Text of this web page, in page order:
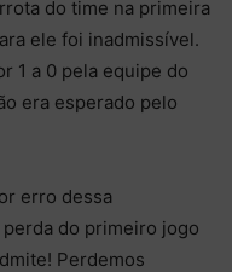
do time na primeira
ele foi inadmissível.
1 a 0 pela equipe do
era esperado pelo
erro dessa
do primeiro jogo
Perdemos